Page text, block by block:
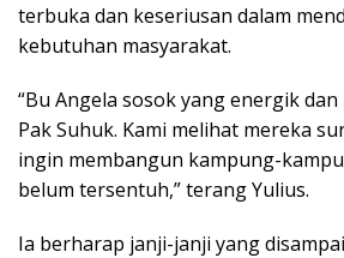
terbuka dan keseriusan dalam
kebutuhan masyarakat.
“Bu Angela sosok yang energik
Pak Suhuk. Kami melihat mereka
ingin membangun kampung-
belum tersentuh,” terang Yulius.
Ia berharap janji-janji yang